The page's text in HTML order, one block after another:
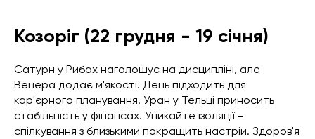
Козоріг (22 грудня - 19 січня)
Сатурн у Рибах наголошує на дисципліні, але
Венера додає м'якості. День підходить для
кар'єрного планування. Уран у Тельці приносить
стабільність у фінансах. Уникайте ізоляції –
спілкування з близькими покращить настрій. Здоров'я